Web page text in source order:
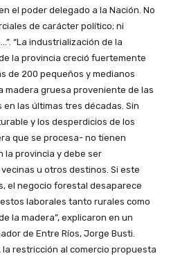
el poder delegado a la Nación. No
de carácter político; ni
“La industrialización de la
la provincia creció fuertemente
de 200 pequeños y medianos
madera gruesa proveniente de las
las últimas tres décadas. Sin
y los desperdicios de los
que se procesa- no tienen
la provincia y debe ser
u otros destinos. Si este
el negocio forestal desaparece
laborales tanto rurales como
la madera”, explicaron en un
de Entre Ríos, Jorge Busti.
restricción al comercio propuesta